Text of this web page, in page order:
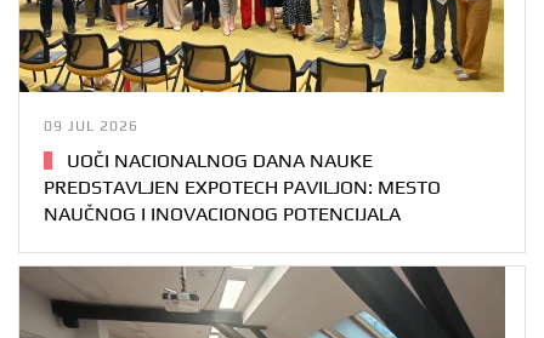
09 JUL 2026
UOČI NACIONALNOG DANA NAUKE
PREDSTAVLJEN EXPOTECH PAVILJON: MESTO
NAUČNOG I INOVACIONOG POTENCIJALA